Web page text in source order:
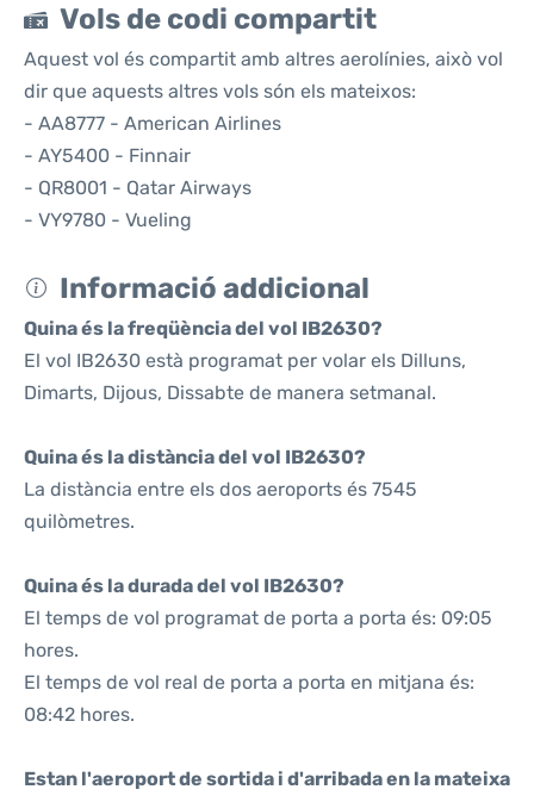
Vols de codi compartit
Aquest vol és compartit amb altres aerolínies, això vol
dir que aquests altres vols són els mateixos:
- AA8777 - American Airlines
- AY5400 - Finnair
- QR8001 - Qatar Airways
- VY9780 - Vueling
Informació addicional
Quina és la freqüència del vol IB2630?
El vol IB2630 està programat per volar els Dilluns,
Dimarts, Dijous, Dissabte de manera setmanal.
Quina és la distància del vol IB2630?
La distància entre els dos aeroports és 7545
quilòmetres.
Quina és la durada del vol IB2630?
El temps de vol programat de porta a porta és: 09:05
hores.
El temps de vol real de porta a porta en mitjana és:
08:42 hores.
Estan l'aeroport de sortida i d'arribada en la mateixa